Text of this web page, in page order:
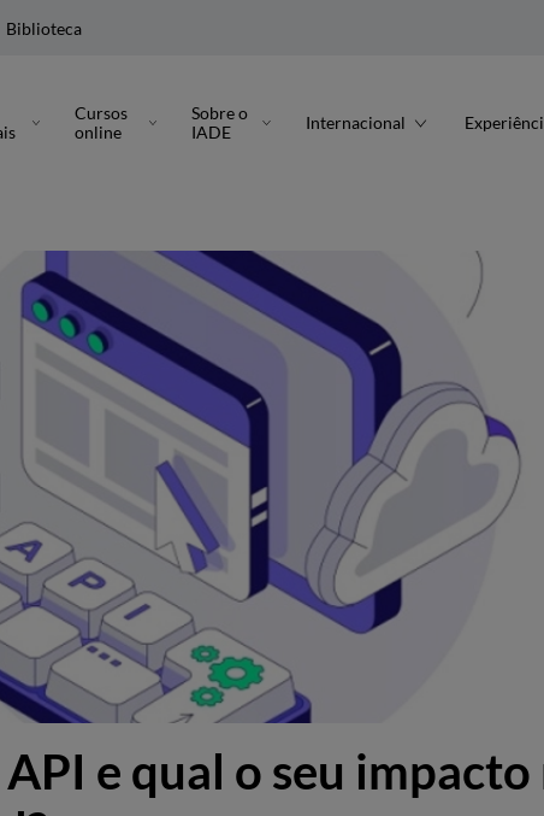
Biblioteca
Cursos
online
Sobre o
IADE
Internacional
e qual o seu impacto